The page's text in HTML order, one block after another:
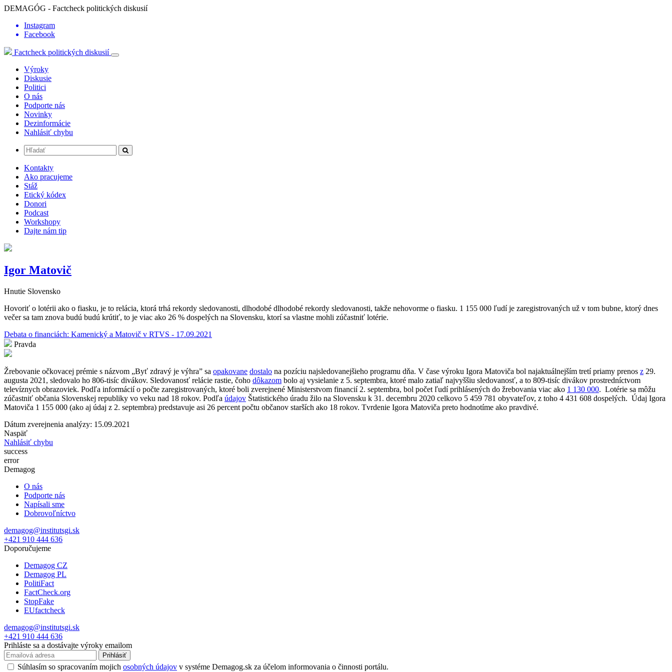
DEMAGÓG - Factcheck politických diskusií
Instagram
Facebook
Factcheck politických diskusií
Výroky
Diskusie
Politici
O nás
Podporte nás
Novinky
Dezinformácie
Nahlásiť chybu
Kontakty
Ako pracujeme
Stáž
Etický kódex
Donori
Podcast
Workshopy
Dajte nám tip
Igor Matovič
Hnutie Slovensko
Hovoriť o lotérii ako o fiasku, je to relácia, ktorá trhá rekordy sledovanosti, dlhodobé dlhodobé rekordy sledovanosti, takže nehovorme o fiasku. 1 155 000 ľudí je zaregistrovaných už v tom bubne, ktorý dnes
večer sa tam znova budú budú krútiť, to je viac ako 26 % dospelých na Slovensku, ktorí sa vlastne mohli zúčastniť lotérie.
Debata o financiách: Kamenický a Matovič v RTVS - 17.09.2021
Pravda
Žrebovanie očkovacej prémie s názvom „Byť zdravý je výhra” sa opakovane dostalo na pozíciu najsledovanejšieho programu dňa. V čase výroku Igora Matoviča bol najaktuálnejším tretí priamy prenos z 29.
augusta 2021, sledovalo ho 806-tisíc divákov. Sledovanosť relácie rastie, čoho dôkazom bolo aj vysielanie z 5. septembra, ktoré malo zatiaľ najvyššiu sledovanosť, a to 809-tisíc divákov prostredníctvom
televíznych obrazoviek. Podľa informácií o počte zaregistrovaných, ktoré boli zverejnené Ministerstvom financií 2. septembra, bol počet ľudí prihlásených do žrebovania viac ako 1 130 000. Lotérie sa môžu
zúčastniť občania Slovenskej republiky vo veku nad 18 rokov. Podľa údajov Štatistického úradu žilo na Slovensku k 31. decembru 2020 celkovo 5 459 781 obyvateľov, z toho 4 431 608 dospelých. Údaj Igora
Matoviča 1 155 000 (ako aj údaj z 2. septembra) predstavuje asi 26 percent počtu občanov starších ako 18 rokov. Tvrdenie Igora Matoviča preto hodnotíme ako pravdivé.
Dátum zverejnenia analýzy: 15.09.2021
Naspäť
Nahlásiť chybu
success
error
Demagog
O nás
Podporte nás
Napísali sme
Dobrovoľníctvo
demagog@institutsgi.sk
+421 910 444 636
Doporučujeme
Demagog CZ
Demagog PL
PolitiFact
FactCheck.org
StopFake
EUfactcheck
demagog@institutsgi.sk
+421 910 444 636
Prihláste sa a dostávajte výroky emailom
Prihlásiť
Súhlasím so spracovaním mojich osobných údajov v systéme Demagog.sk za účelom informovania o činnosti portálu.